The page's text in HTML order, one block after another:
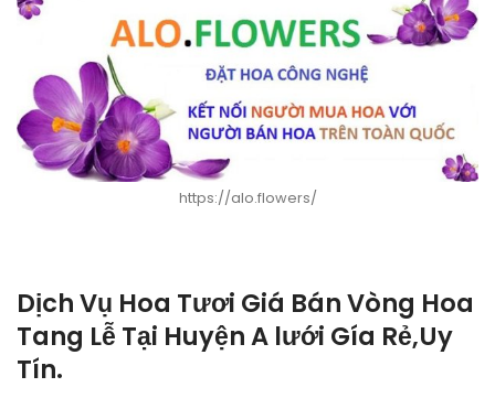
https://alo.flowers/
Dịch Vụ Hoa Tươi Giá Bán Vòng Hoa
Tang Lễ Tại Huyện A lưới Gía Rẻ,Uy
Tín.